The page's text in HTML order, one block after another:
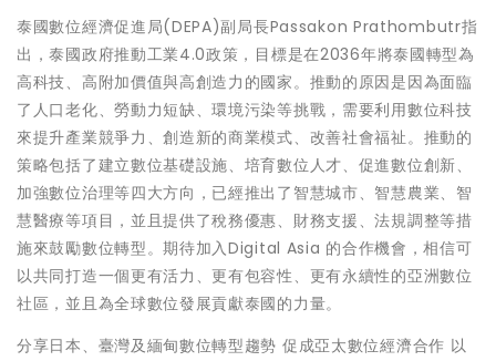
泰國數位經濟促進局(DEPA)副局長Passakon Prathombutr指
出，泰國政府推動工業4.0政策，目標是在2036年將泰國轉型為
高科技、高附加價值與高創造力的國家。推動的原因是因為面臨
了人口老化、勞動力短缺、環境污染等挑戰，需要利用數位科技
來提升產業競爭力、創造新的商業模式、改善社會福祉。推動的
策略包括了建立數位基礎設施、培育數位人才、促進數位創新、
加強數位治理等四大方向，已經推出了智慧城市、智慧農業、智
慧醫療等項目，並且提供了稅務優惠、財務支援、法規調整等措
施來鼓勵數位轉型。期待加入Digital Asia 的合作機會，相信可
以共同打造一個更有活力、更有包容性、更有永續性的亞洲數位
社區，並且為全球數位發展貢獻泰國的力量。
分享日本、臺灣及緬甸數位轉型趨勢 促成亞太數位經濟合作 以